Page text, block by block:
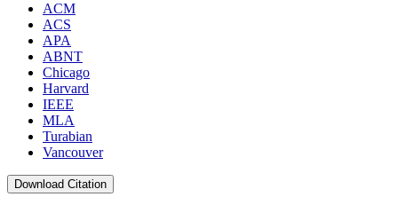
ACM
ACS
APA
ABNT
Chicago
Harvard
IEEE
MLA
Turabian
Vancouver
Download Citation